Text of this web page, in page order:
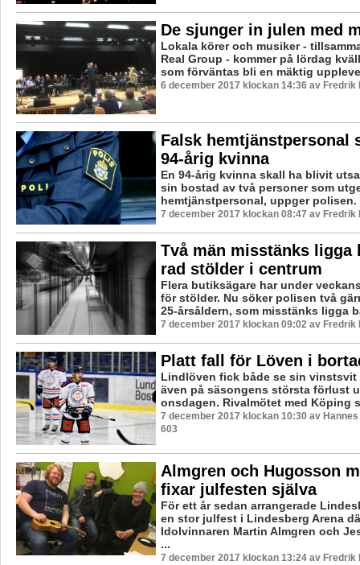
De sjunger in julen med
Lokala körer och musiker -
Real Group - kommer på lördag
som förväntas bli en mäktig
6 december 2017 klockan 14:36 av Fredrik
Falsk hemtjänstpersonal
94-årig kvinna
En 94-årig kvinna skall ha blivit
sin bostad av två personer som
hemtjänstpersonal, uppger polisen.
7 december 2017 klockan 08:47 av Fredrik
Två män misstänks ligga
rad stölder i centrum
Flera butiksägare har under
för stölder. Nu söker polisen två
25-årsåldern, som misstänks ligga
7 december 2017 klockan 09:02 av Fredrik
Platt fall för Löven i
Lindlöven fick både se sin vinstsvit
även på säsongens största förlust
onsdagen. Rivalmötet med Köping
7 december 2017 klockan 10:30 av Hannes
603
Almgren och Hugosson
fixar julfesten själva
För ett år sedan arrangerade
en stor julfest i Lindesberg Arena
Idolvinnaren Martin Almgren och
...
7 december 2017 klockan 13:24 av Fredrik